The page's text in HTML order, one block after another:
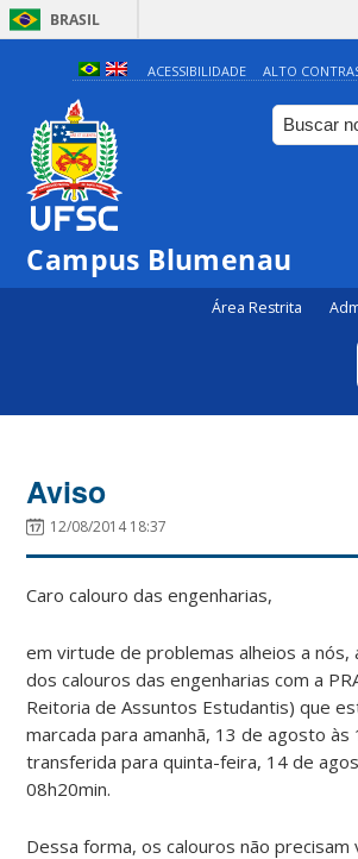
BRASIL
ACESSIBILIDADE ALTO
Campus Blumenau
Área Restrita
Aviso
12/08/2014 18:37
Caro calouro das engenharias,
em virtude de problemas alheios a nós,
dos calouros das engenharias com a
Reitoria de Assuntos Estudantis) que
marcada para amanhã, 13 de agosto às
transferida para quinta-feira, 14 de
08h20min.
Dessa forma, os calouros não precisam